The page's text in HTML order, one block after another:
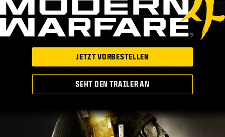
JETZT VORBESTELLEN
SEHT DEN TRAILER AN